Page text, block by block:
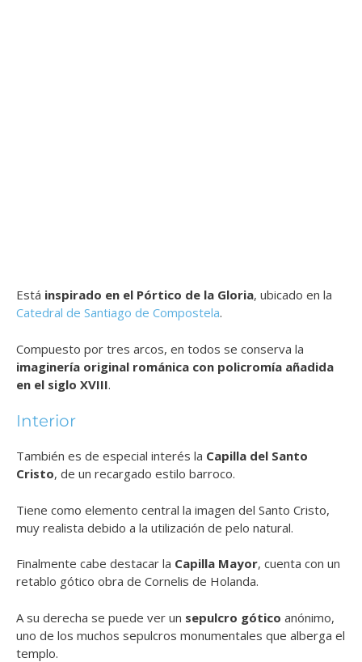
Está inspirado en el Pórtico de la Gloria, ubicado en la
Catedral de Santiago de Compostela.
Compuesto por tres arcos, en todos se conserva la
imaginería original románica con policromía añadida
en el siglo XVIII.
Interior
También es de especial interés la Capilla del Santo
Cristo, de un recargado estilo barroco.
Tiene como elemento central la imagen del Santo Cristo,
muy realista debido a la utilización de pelo natural.
Finalmente cabe destacar la Capilla Mayor, cuenta con un
retablo gótico obra de Cornelis de Holanda.
A su derecha se puede ver un sepulcro gótico anónimo,
uno de los muchos sepulcros monumentales que alberga el
templo.